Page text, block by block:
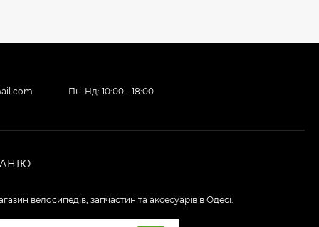
Пн-Нд: 10:00 - 18:00
велосипедів, запчастин та аксесуарів в Одесі.